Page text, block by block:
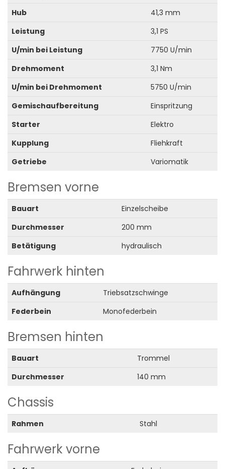
Hub
41,3 mm
Leistung
3,1 PS
U/min bei Leistung
7750 U/min
Drehmoment
3,1 Nm
U/min bei Drehmoment
5750 U/min
Gemischaufbereitung
Einspritzung
Starter
Elektro
Kupplung
Fliehkraft
Getriebe
Variomatik
Bremsen vorne
Bauart
Einzelscheibe
Durchmesser
200 mm
Betätigung
hydraulisch
Fahrwerk hinten
Aufhängung
Triebsatzschwinge
Federbein
Monofederbein
Bremsen hinten
Bauart
Trommel
Durchmesser
140 mm
Chassis
Rahmen Stahl
Fahrwerk vorne